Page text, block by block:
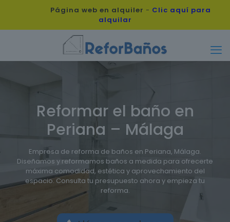
Página web en alquiler - Clic aquí para
alquilar
Reformar el baño en
Periana – Málaga
Empresa de reforma de baños en Periana, Málaga.
Diseñamos y reformamos baños a medida para ofrecerte
máxima comodidad, estética y aprovechamiento del
espacio. Consulta tu presupuesto ahora y empieza tu
reforma.